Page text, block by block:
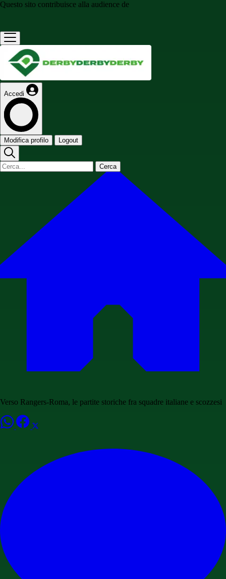
Questo sito contribuisce alla audience de
Accedi
Modifica profilo Logout
Cerca
Verso Rangers-Roma, le partite storiche fra squadre italiane e scozzesi